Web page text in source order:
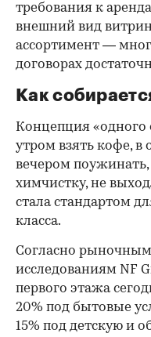
требования к
внешний вид
ассортимент —
договорах
Как
Концепция «одного
утром взять кофе, в
вечером поужинать,
химчистку, не
стала стандартом
класса.
Согласно рыночным
исследованиям NF
первого этажа
20% под бытовые
15% под детскую и